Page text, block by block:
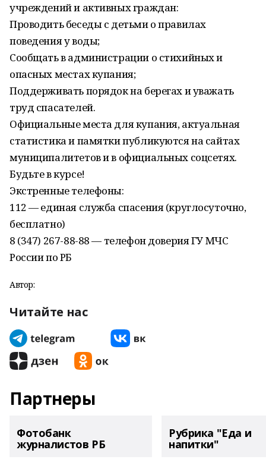
учреждений и активных граждан:
Проводить беседы с детьми о правилах
поведения у воды;
Сообщать в администрации о стихийных и
опасных местах купания;
Поддерживать порядок на берегах и уважать
труд спасателей.
Официальные места для купания, актуальная
статистика и памятки публикуются на сайтах
муниципалитетов и в официальных соцсетях.
Будьте в курсе!
Экстренные телефоны:
112 — единая служба спасения (круглосуточно,
бесплатно)
8 (347) 267-88-88 — телефон доверия ГУ МЧС
России по РБ
Автор:
Читайте нас
Партнеры
Фотобанк
журналистов РБ
Рубрика "Еда и
напитки"